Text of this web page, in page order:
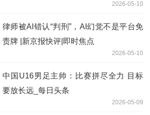
2026-05-10
律师被AI错认“判刑”，AI幻觉不是平台免
责牌 |新京报快评|即时焦点
2026-05-10
中国U16男足主帅：比赛拼尽全力 目标
要放长远_每日头条
2026-05-09